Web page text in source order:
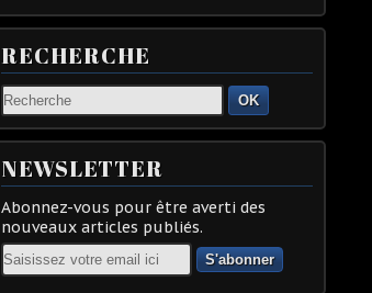
RECHERCHE
OK
NEWSLETTER
Abonnez-vous pour être averti des
nouveaux articles publiés.
Email